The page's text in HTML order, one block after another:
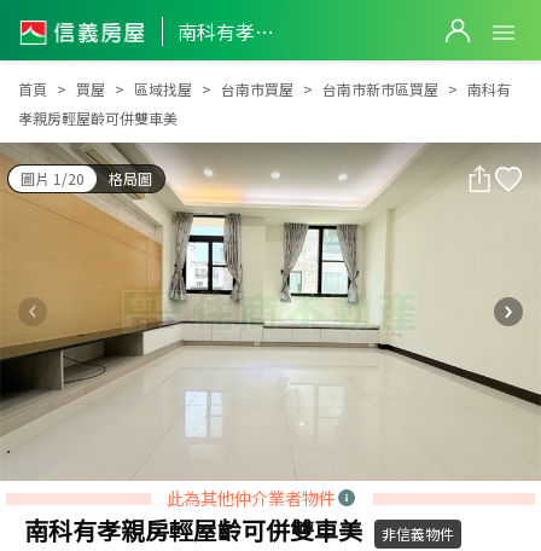
南科有孝親房輕屋齡可併雙車美
南科有孝親房輕屋齡可併雙車美
首頁 買屋 區域找屋 台南市買屋 台南市新市區買屋
南科有
孝親房輕屋齡可併雙車美
圖片 1/20 格局圖
此為其他仲介業者物件
南科有孝親房輕屋齡可併雙車美 非信義物件